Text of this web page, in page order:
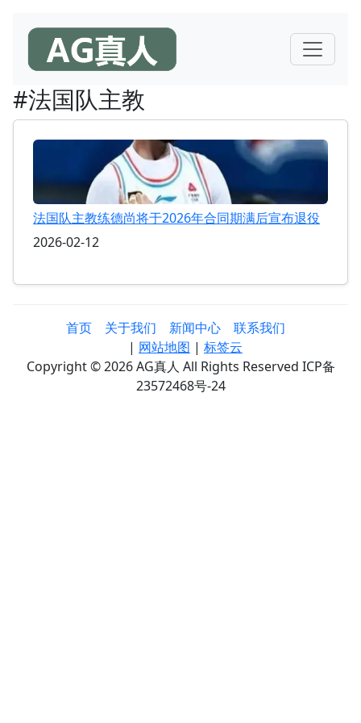
#法国队主教
法国队主教练德尚将于2026年合同期满后宣布退役
2026-02-12
首页 关于我们 新闻中心
联系我们
| 网站地图 | 标签云
Copyright © 2026 AG真人 All Rights Reserved ICP备
23572468号-24